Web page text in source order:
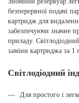
безперервної подачі
картридж для
забезпечуючи значне
приладу.
заміни картриджа за 1
Світлодіодний
Для простого і